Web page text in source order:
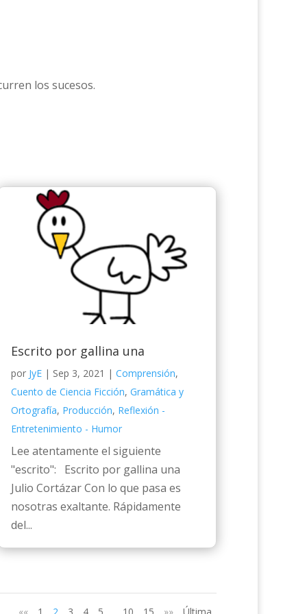
los sucesos.
Escrito por gallina una
por JyE| Sep 3, 2021 | Comprensión,
Cuento de Ciencia Ficción, Gramática y
Ortografía, Producción, Reflexión -
Entretenimiento - Humor
Lee atentamente el siguiente
"escrito": Escrito por gallina una
Julio Cortázar Con lo que pasa es
nosotras exaltante. Rápidamente
del...